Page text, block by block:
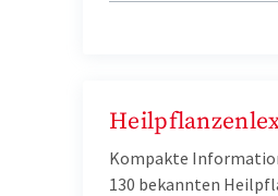
Kompakte
130 bekannten